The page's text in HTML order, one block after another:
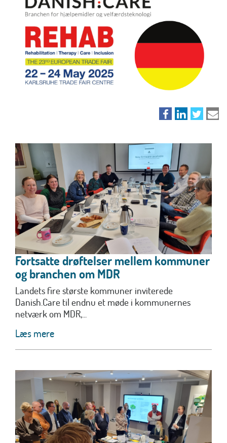
Fortsatte drøftelser mellem kommuner
og branchen om MDR
Landets fire største kommuner inviterede
Danish.Care til endnu et møde i kommunernes
netværk om MDR,...
Læs mere